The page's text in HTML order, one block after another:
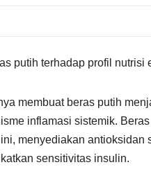
putih terhadap profil nutrisi
membuat beras putih
inflamasi sistemik.
menyediakan
sensitivitas insulin.